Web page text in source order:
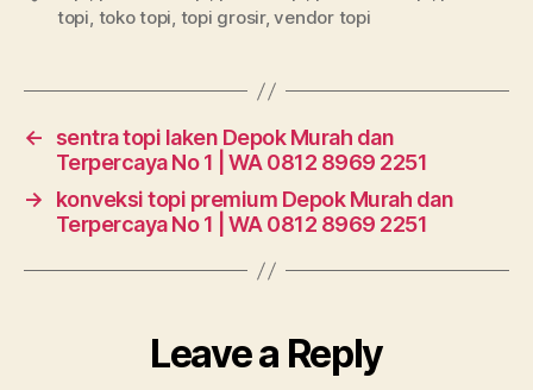
topi, toko topi, topi grosir,vendor topi
←
sentra topi laken Depok Murah dan
Terpercaya No 1 | WA 0812 8969 2251
→
konveksi topi premium Depok Murah dan
Terpercaya No 1 | WA 0812 8969 2251
Leave a Reply